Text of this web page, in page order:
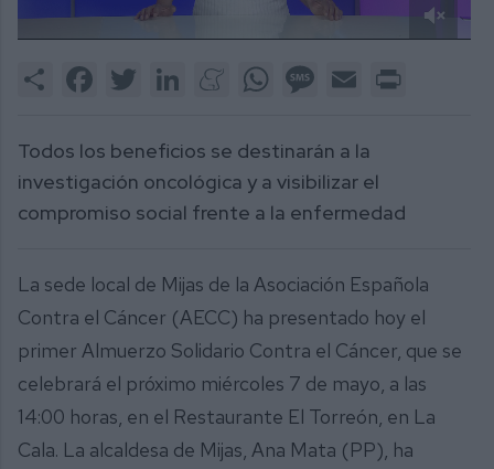
2
Share FacebookTwitter LinkedInMeneameWhatsAppMessage
Email
Todos los beneficios se destinarán a la
investigación oncológica y a visibilizar el
compromiso social frente a la enfermedad
La sede local de Mijas de la Asociación Española
Contra el Cáncer (AECC) ha presentado hoy el
primer Almuerzo Solidario Contra el Cáncer, que se
celebrará el próximo miércoles 7 de mayo, a las
14:00 horas, en el Restaurante El Torreón, en La
Cala. La alcaldesa de Mijas, Ana Mata (PP), ha